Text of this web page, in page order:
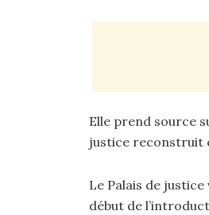
Elle prend source
justice reconstruit
Le Palais de
début de